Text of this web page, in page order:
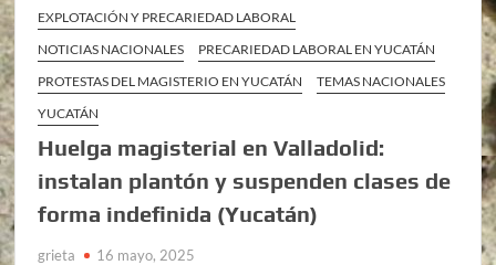
EXPLOTACIÓN Y PRECARIEDAD LABORAL
NOTICIAS NACIONALES
PRECARIEDAD LABORAL EN YUCATÁN
PROTESTAS DEL MAGISTERIO EN YUCATÁN
TEMAS NACIONALES
YUCATÁN
Huelga magisterial en Valladolid:
instalan plantón y suspenden clases de
forma indefinida (Yucatán)
grieta 16 mayo, 2025